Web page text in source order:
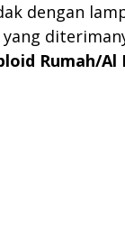
dengan
Rumah/